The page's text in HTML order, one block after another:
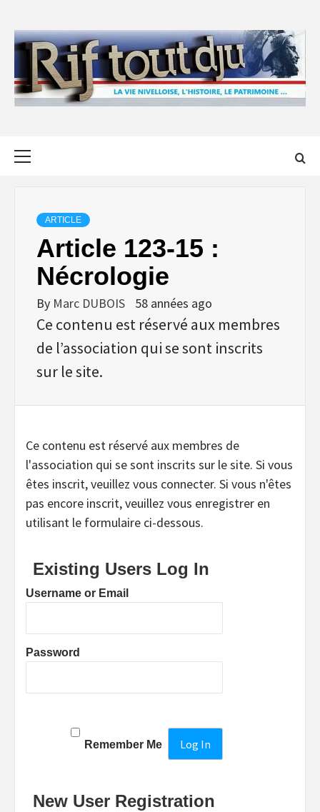
content
ARTICLE
Article 123-15 :
Nécrologie
By Marc DUBOIS 58 années ago
Ce contenu est réservé aux membres
de l’association qui se sont inscrits
sur le site.
Ce contenu est réservé aux membres de
l'association qui se sont inscrits sur le site. Si vous
êtes inscrit, veuillez vous connecter. Si vous n'êtes
pas encore inscrit, veuillez vous enregistrer en
utilisant le formulaire ci-dessous.
Existing Users Log In
Username or Email
Password
Remember Me
New User Registration